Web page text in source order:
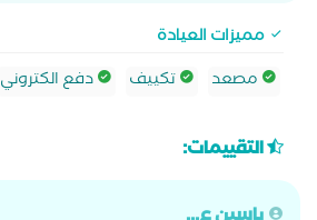
مميزات العيادة
مصعد
تكييف دفع الكتروني
التقييمات: